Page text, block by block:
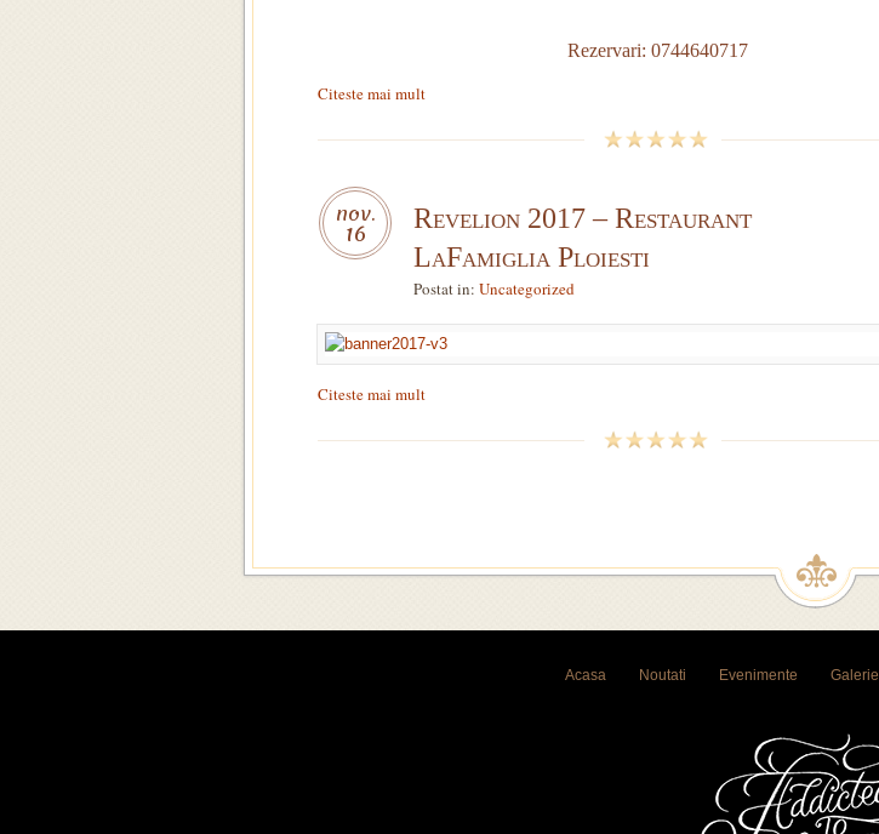
Rezervari: 0744640717
Citeste mai mult
nov.
16
Revelion 2017 – Restaurant
LaFamiglia Ploiesti
Postat in: Uncategorized
Citeste mai mult
Acasa Noutati Evenimente Galerie